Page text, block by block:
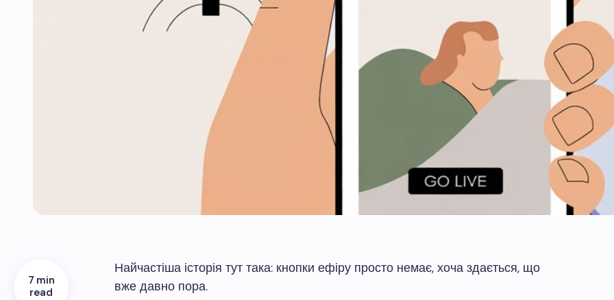
7 min
read
Найчастіша історія тут така: кнопки ефіру просто немає, хоча здається, що
вже давно пора.